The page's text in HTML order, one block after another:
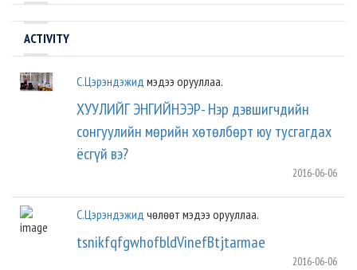
ACTIVITY
С.Цэрэндэжид мэдээ орууллаа.
ХУУЛИЙГ ЭНГИЙНЭЭР- Нэр дэвшигчдийн
сонгуулийн мөрийн хөтөлбөрт юу тусгагдах
ёсгүй вэ?
2016-06-06
С.Цэрэндэжид чөлөөт мэдээ орууллаа.
tsnikfqfgwhofbldVinefBtjtarmae
2016-06-06